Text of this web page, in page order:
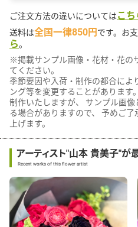
ご注文方法の違いについてはこち
送料は全国一律850円です。お
ら。
※掲載サンプル画像・花材・花の
てください。
季節要因や入荷・制作の都合によ
ング等を変更することがあります
制作いたしますが、 サンプル画
る場合がありますので、 予めご
上げます。
アーティスト"山本 貴美子"が
Recent works of this flower artist